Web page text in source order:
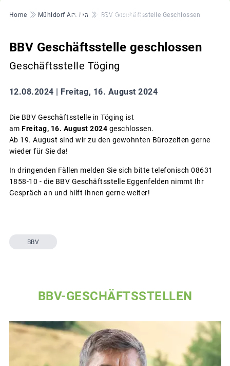
Pfadnavigation
Home Mühldorf Am Inn BBV Geschäftsstelle Geschlossen
BBV Geschäftsstelle geschlossen
Geschäftsstelle Töging
12.08.2024 | Freitag, 16. August 2024
Die BBV Geschäftsstelle in Töging ist
am Freitag, 16. August 2024 geschlossen.
Ab 19. August sind wir zu den gewohnten Bürozeiten gerne
wieder für Sie da!
In dringenden Fällen melden Sie sich bitte telefonisch 08631
1858-10 - die BBV Geschäftsstelle Eggenfelden nimmt Ihr
Gespräch an und hilft Ihnen gerne weiter!
BBV
BBV-GESCHÄFTSSTELLEN